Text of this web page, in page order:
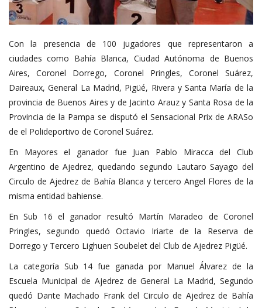
Con la presencia de 100 jugadores que representaron a
ciudades como Bahía Blanca, Ciudad Autónoma de Buenos
Aires, Coronel Dorrego, Coronel Pringles, Coronel Suárez,
Daireaux, General La Madrid, Pigüé, Rivera y Santa María de la
provincia de Buenos Aires y de Jacinto Arauz y Santa Rosa de la
Provincia de la Pampa se disputó el Sensacional Prix de ARASo
de el Polideportivo de Coronel Suárez.
En Mayores el ganador fue Juan Pablo Miracca del Club
Argentino de Ajedrez, quedando segundo Lautaro Sayago del
Circulo de Ajedrez de Bahía Blanca y tercero Angel Flores de la
misma entidad bahiense.
En Sub 16 el ganador resultó Martín Maradeo de Coronel
Pringles, segundo quedó Octavio Iriarte de la Reserva de
Dorrego y Tercero Lighuen Soubelet del Club de Ajedrez Pigüé.
La categoría Sub 14 fue ganada por Manuel Álvarez de la
Escuela Municipal de Ajedrez de General La Madrid, Segundo
quedó Dante Machado Frank del Circulo de Ajedrez de Bahía